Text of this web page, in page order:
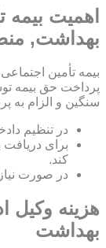
اهمیت
بهداشت,
بیمه تأمین
پرداخت حق بیمه
سنگین و الزام به
در تنظیم
برای دریافت
کند.
در صورت
هزینه وکیل
بهداشت